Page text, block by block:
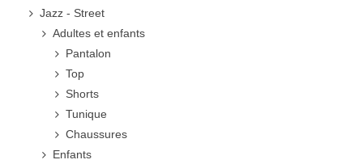
Jazz - Street
Adultes et enfants
Pantalon
Top
Shorts
Tunique
Chaussures
Enfants